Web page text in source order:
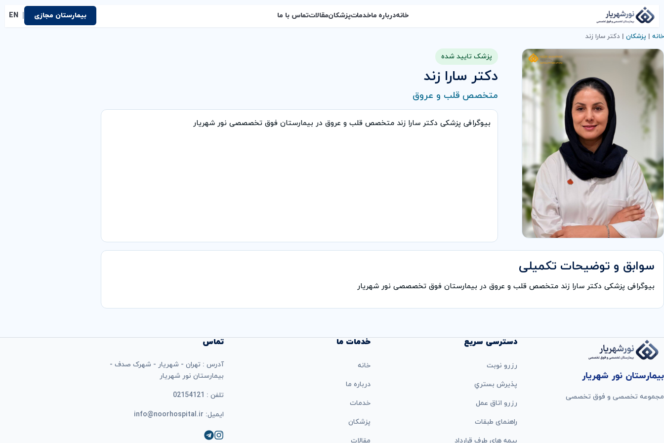
خانهدرباره ماخدماتپزشکانمقالاتتماس با ما بیمارستان مجازی EN
خانه | پزشکان | دكتر سارا زند
پزشک تایید شده
دكتر سارا زند
متخصص قلب و عروق
بیوگرافی پزشکی دكتر سارا زند متخصص قلب و عروق در بیمارستان فوق تخصصصی نور شهریار
سوابق و توضیحات تکمیلی
بیوگرافی پزشکی دكتر سارا زند متخصص قلب و عروق در بیمارستان فوق تخصصصی نور شهریار
بیمارستان نور شهریار
مجموعه تخصصی و فوق تخصصی
دسترسی سریع
رزرو نوبت
پذيرش بستري
رزرو اتاق عمل
راهنمای طبقات
بيمه های طرف قرارداد
خدمات ما
خانه
درباره ما
خدمات
پزشکان
مقالات
تماس
آدرس : تهران - شهریار - شهرک صدف -
بیمارستان نور شهریار
تلفن : 02154121
ایمیل: info@noorhospital.ir